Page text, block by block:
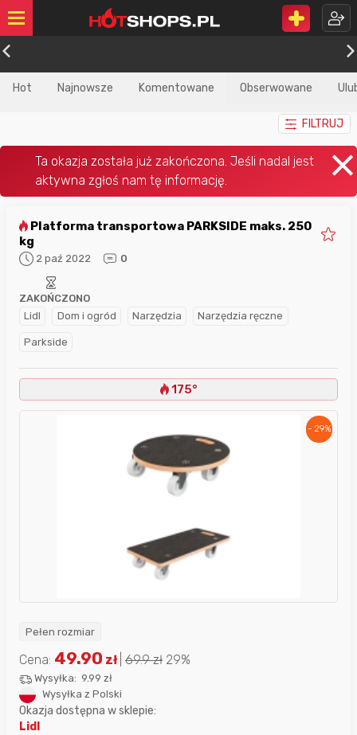
Hot Najnowsze Komentowane Obserwowane
FILTRUJ
kg
2 paź 2022 0
Lidl Dom i ogród Narzędzia Narzędzia ręczne
Parkside
ZAKOŃCZONO
175°
- 29%
Pełen rozmiar
Cena: 49.90 zł 69.9zł 29%
Wysyłka: 9.99 zł
Wysyłka z Polski
Okazja dostępna w sklepie:
Lidl